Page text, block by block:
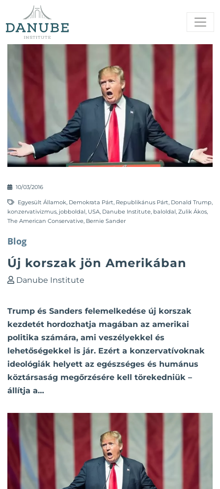
10/03/2016
Egyesült Államok, Demokrata Párt, Republikánus Párt, Donald Trump,
konzervativizmus, jobboldal, USA, Danube Institute, baloldal, Zulik Ákos,
The American Conservative, Bernie Sander
Blog
Új korszak jön Amerikában
Danube Institute
Trump és Sanders felemelkedése új korszak
kezdetét hordozhatja magában az amerikai
politika számára, ami veszélyekkel és
lehetőségekkel is jár. Ezért a konzervatívoknak
ideológiák helyett az egészséges és humánus
köztársaság megőrzésére kell törekedniük –
állítja a…